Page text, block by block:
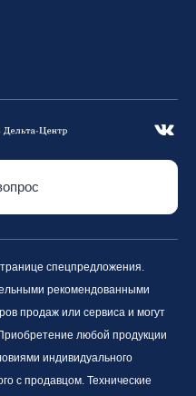
спецпредложения.
рекомендованными
продаж или сервиса и могут
любой продукции
индивидуального
с продавцом. Технические